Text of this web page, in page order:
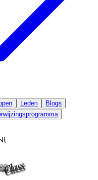
Leden Blogs